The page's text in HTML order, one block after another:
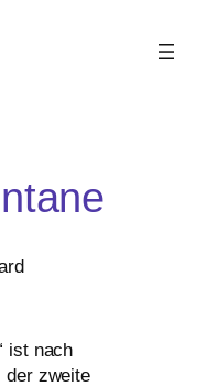
ist nach
der zwei­te